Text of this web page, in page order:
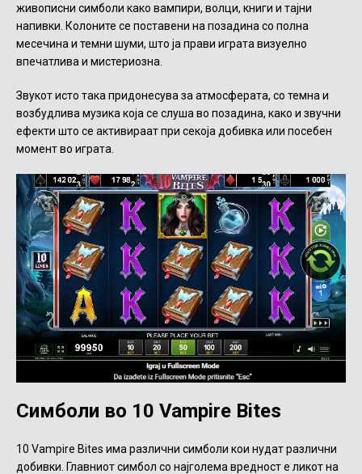
живописни симболи како вампири, волци, книги и тајни
напивки. Колоните се поставени на позадина со полна
месечина и темни шуми, што ја прави играта визуелно
впечатлива и мистериозна.
Звукот исто така придонесува за атмосферата, со темна и
возбудлива музика која се слуша во позадина, како и звучни
ефекти што се активираат при секоја добивка или посебен
момент во играта.
Симболи во 10 Vampire Bites
10 Vampire Bites има различни симболи кои нудат различни
добивки. Главниот симбол со најголема вредност е ликот на